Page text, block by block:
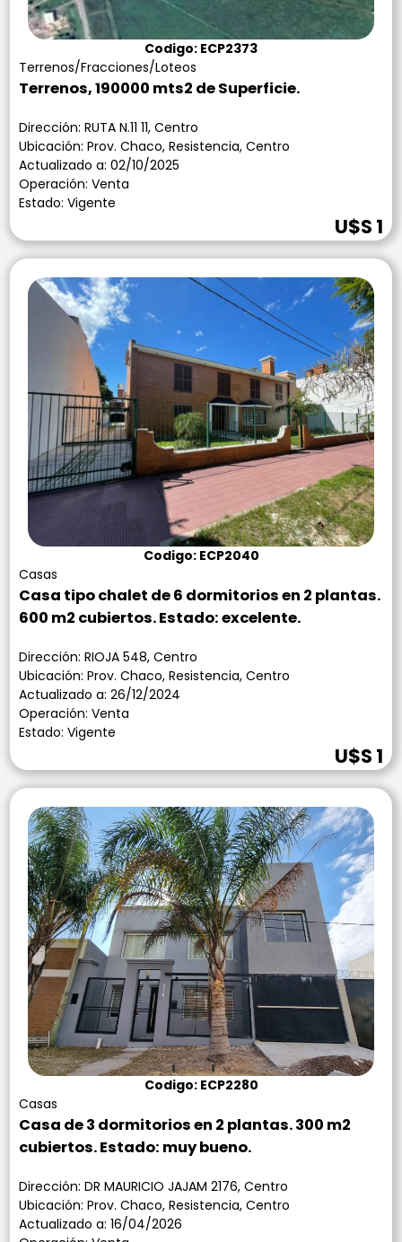
Codigo: ECP2373
Terrenos/Fracciones/Loteos
Terrenos, 190000 mts2 de Superficie.
Dirección: RUTA N.11 11, Centro
Ubicación: Prov. Chaco, Resistencia, Centro
Actualizado a: 02/10/2025
Operación: Venta
Estado: Vigente
U$S 1
Codigo: ECP2040
Casas
Casa tipo chalet de 6 dormitorios en 2 plantas.
600 m2 cubiertos. Estado: excelente.
Dirección: RIOJA 548, Centro
Ubicación: Prov. Chaco, Resistencia, Centro
Actualizado a: 26/12/2024
Operación: Venta
Estado: Vigente
U$S 1
Codigo: ECP2280
Casas
Casa de 3 dormitorios en 2 plantas. 300 m2
cubiertos. Estado: muy bueno.
Dirección: DR MAURICIO JAJAM 2176, Centro
Ubicación: Prov. Chaco, Resistencia, Centro
Actualizado a: 16/04/2026